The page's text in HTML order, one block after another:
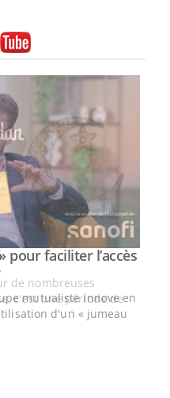
Youtube
de nombreuses
c'est une période de
pour faciliter l’accès
Youtube
mutualiste innove en
d'un « jumeau